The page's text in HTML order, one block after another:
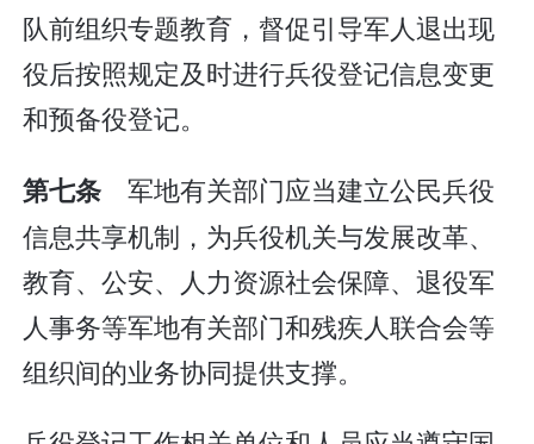
队前组织专题教育，督促引导军人退出现
役后按照规定及时进行兵役登记信息变更
和预备役登记。
第七条军地有关部门应当建立公民兵役
信息共享机制，为兵役机关与发展改革、
教育、公安、人力资源社会保障、退役军
人事务等军地有关部门和残疾人联合会等
组织间的业务协同提供支撑。